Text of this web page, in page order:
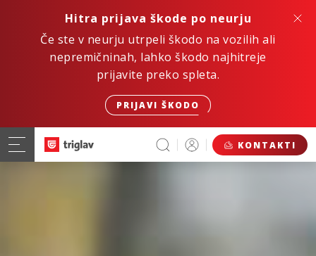
Hitra prijava škode po neurju
Če ste v neurju utrpeli škodo na vozilih ali
nepremičninah, lahko škodo najhitreje
prijavite preko spleta.
PRIJAVI ŠKODO
KONTAKTI